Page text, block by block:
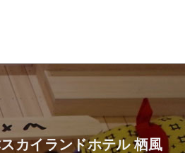
カイランドホテル 栖風